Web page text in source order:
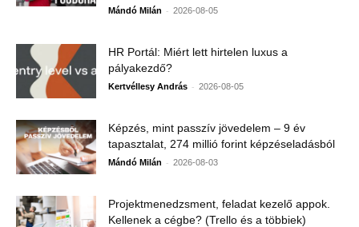
Mándó Milán - 2026-08-05
HR Portál: Miért lett hirtelen luxus a
pályakezdő?
Kertvéllesy András - 2026-08-05
Képzés, mint passzív jövedelem – 9 év
tapasztalat, 274 millió forint képzéseladásból
Mándó Milán - 2026-08-03
Projektmenedzsment, feladat kezelő appok.
Kellenek a cégbe? (Trello és a többiek)